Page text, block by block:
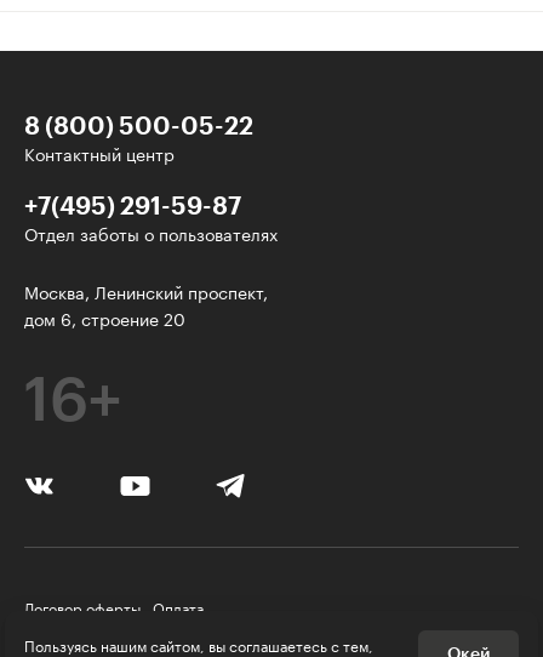
8 (800) 500-05-22
Контактный центр
+7(495) 291-59-87
Отдел заботы о пользователях
Москва, Ленинский проспект,
дом 6, строение 20
16+
Договор оферты Оплата
Пользуясь нашим сайтом, вы соглашаетесь с тем,
Интересное - на почту!
Выберите тему рассылки
Дизайн
Программирование